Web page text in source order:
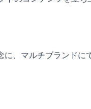
、マルチブランドに